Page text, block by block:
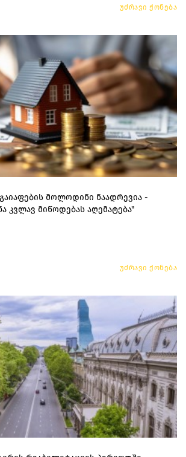
უძრავი ქონება
მოლოდინი ნაადრევია -
კვლავ მიწოდებას აღემატება"
უძრავი ქონება